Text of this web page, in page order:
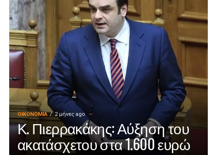
ΟΙΚΟΝΟΜΊΑ 2 μήνες ago
Κ. Πιερρακάκης: Αύξηση του
ακατάσχετου στα 1.600 ευρώ